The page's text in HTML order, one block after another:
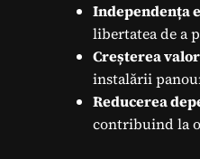
Independența
libertatea de a
Creșterea
instalării
Reducerea
contribuind la